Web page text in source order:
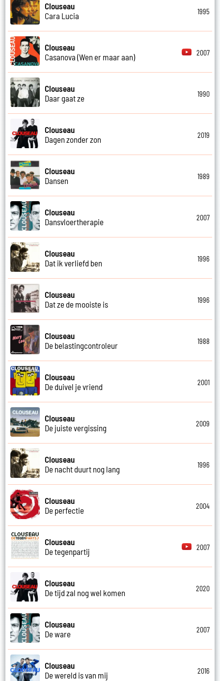
Clouseau
Cara Lucia
1995
Clouseau
Casanova (Wen er maar aan)
2007
Clouseau
Daar gaat ze
1990
Clouseau
Dagen zonder zon
2019
Clouseau
Dansen
1989
Clouseau
Dansvloertherapie
2007
Clouseau
Dat ik verliefd ben
1996
Clouseau
Dat ze de mooiste is
1996
Clouseau
De belastingcontroleur
1988
Clouseau
De duivel je vriend
2001
Clouseau
De juiste vergissing
2009
Clouseau
De nacht duurt nog lang
1996
Clouseau
De perfectie
2004
Clouseau
De tegenpartij
2007
Clouseau
De tijd zal nog wel komen
2020
Clouseau
De ware
2007
Clouseau
De wereld is van mij
2016